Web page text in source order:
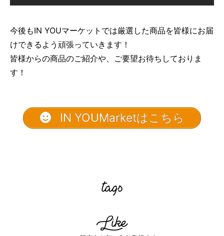
今後もIN YOUマーケットでは厳選した商品を皆様にお届
けできるよう頑張っていきます！
皆様からの商品のご紹介や、ご要望お待ちしておりま
す！
IN YOUMarketはこちら